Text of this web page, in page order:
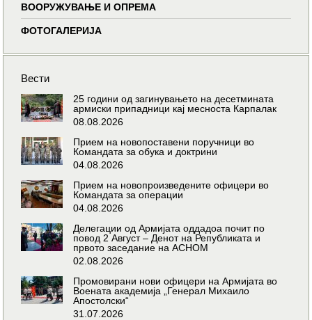
ВООРУЖУВАЊЕ И ОПРЕМА
ФОТОГАЛЕРИЈА
Вести
25 години од загинувањето на десетмината
армиски припадници кај месноста Карпалак
08.08.2026
Прием на новопоставени поручници во
Командата за обука и доктрини
04.08.2026
Прием на новопроизведените офицери во
Командата за операции
04.08.2026
Делегации од Армијата оддадоа почит по
повод 2 Август – Денот на Републиката и
првото заседание на АСНОМ
02.08.2026
Промовирани нови офицери на Армијата во
Воената академија „Генерал Михаило
Апостолски“
31.07.2026